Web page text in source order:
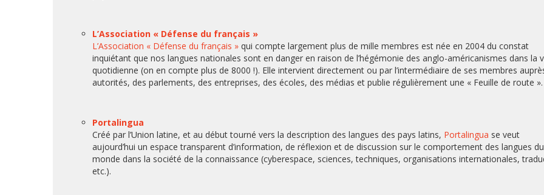
L’Association « Défense du français »
L’Association « Défense du français » qui compte largement plus de mille membres est née en 2004 du constat
inquiétant que nos langues nationales sont en danger en raison de l’hégémonie des anglo-américanismes dans la
quotidienne (on en compte plus de 8000 !). Elle intervient directement ou par l’intermédiaire de ses membres
autorités, des parlements, des entreprises, des écoles, des médias et publie régulièrement une « Feuille de route ».
Portalingua
Créé par l’Union latine, et au début tourné vers la description des langues des pays latins, Portalingua se veut
aujourd’hui un espace transparent d’information, de réflexion et de discussion sur le comportement des langues du
monde dans la société de la connaissance (cyberespace, sciences, techniques, organisations internationales,
etc.).